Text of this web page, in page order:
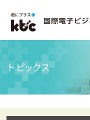
トピックス